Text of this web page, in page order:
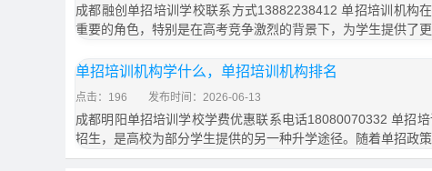
成都融创单招培训学校联系方式13882238412 单招培训机构
重要的角色，特别是在高考竞争激烈的背景下，为学生提供了
单招培训机构学什么，单招培训机构排名
点击：196 发布时间：2026-06-13
成都明阳单招培训学校学费优惠联系电话18080070332 单招
招生，是高校为部分学生提供的另一种升学途径。随着单招政